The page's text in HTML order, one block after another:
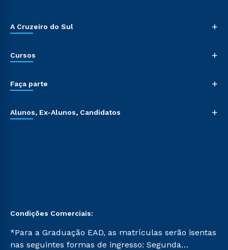
A Cruzeiro do Sul +
Cursos +
Faça parte +
Alunos, Ex-Alunos, Candidatos +
Condições Comerciais:
*Para a Graduação EAD, as matrículas serão isentas
nas seguintes formas de ingresso: Segunda